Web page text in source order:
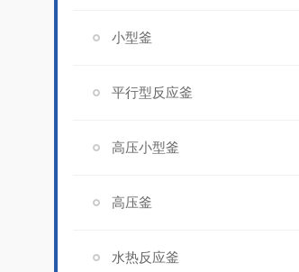
小型釜
平行型反应釜
高压小型釜
高压釜
水热反应釜